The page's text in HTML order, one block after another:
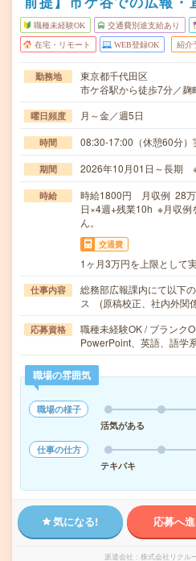
職種未経験OK 交通費別途支給あり
在宅・リモート WEB登録OK 紹介
勤務地
東京都千代田区
市ケ谷駅から徒歩7分／麹
曜日頻度 月～金／週5日
時間 08:30-17:00（休憩60分
期間 2026年10月01日～長期
時給
時給1800円 月収例 28万
日×4週+残業10h ※月収例
ん。
交通費
1ヶ月3万円を上限として
仕事内容
総務部広報課内にて以下
ス (原稿校正、社内外関
応募資格
職種未経験OK / ブランク
PowerPoint、英語、語学
職場の雰囲気
職場の様子
活気がある
仕事の仕方
テキパキ
気になる! 応募へ
派遣会社 株式会社リクル